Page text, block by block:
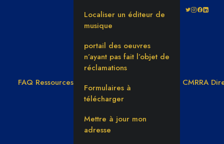
FAQ Ressources
Localiser un éditeur de
musique
portail des oeuvres
n’ayant pas fait l’objet de
réclamations
Formulaires à
télécharger
Mettre à jour mon
adresse
CMRRA